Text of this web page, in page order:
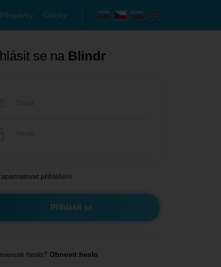
Příspěvky Články
se na Blindr
přihlášení
heslo? Obnovit heslo